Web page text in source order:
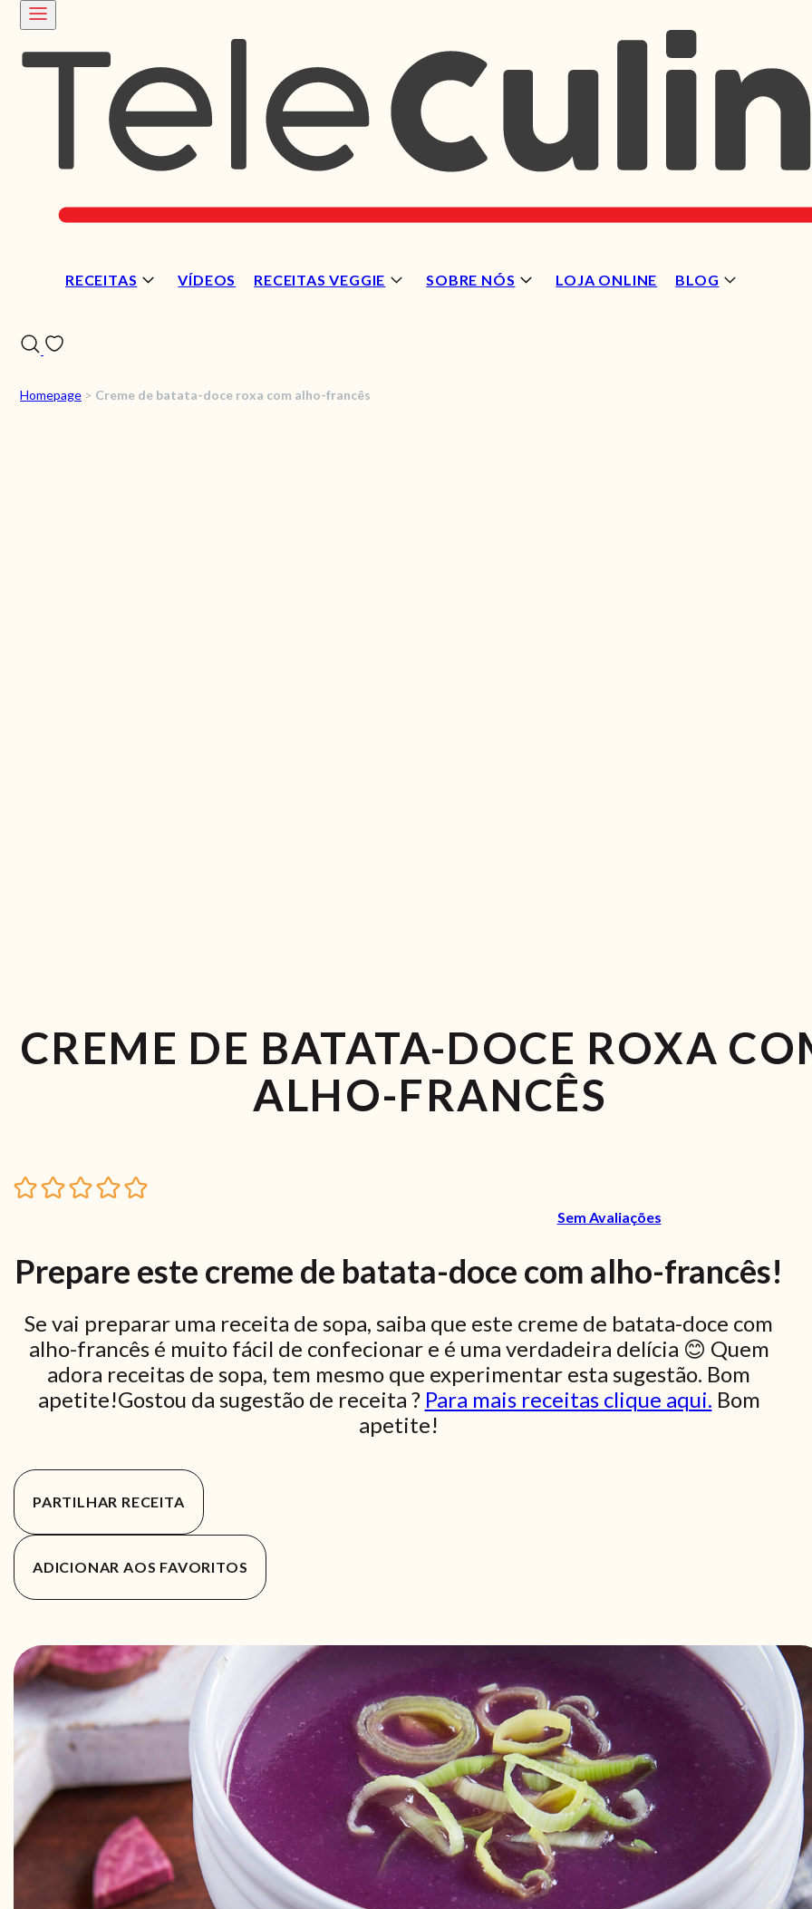
RECEITAS VÍDEOS RECEITAS VEGGIE SOBRE NÓS LOJA ONLINE BLOG
Homepage > Creme de batata-doce roxa com alho-francês
CREME DE BATATA-DOCE ROXA
ALHO-FRANCÊS
Sem Avaliações
Prepare este creme de batata-doce com alho-francês!
Se vai preparar uma receita de sopa, saiba que este creme de batata-doce com
alho-francês é muito fácil de confecionar e é uma verdadeira delícia 😊 Quem
adora receitas de sopa, tem mesmo que experimentar esta sugestão. Bom
apetite!Gostou da sugestão de receita ? Para mais receitas clique aqui. Bom
apetite!
PARTILHAR RECEITA
ADICIONAR AOS FAVORITOS